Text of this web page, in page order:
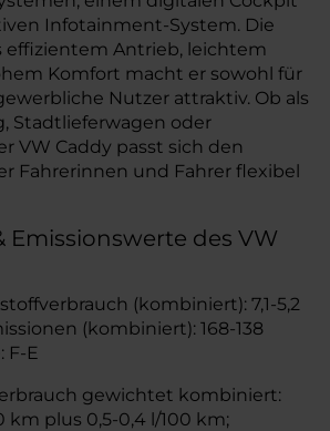
Infotainment-System. Die
effizientem Antrieb, leichtem
Komfort macht er sowohl für
Nutzer attraktiv. Ob als
Stadtlieferwagen oder
VW Caddy passt sich den
Fahrerinnen und Fahrer flexibel
Emissionswerte des VW
(kombiniert): 7,1-5,2
(kombiniert): 168-138
F-E
gewichtet kombiniert:
km plus 0,5-0,4 l/100 km;